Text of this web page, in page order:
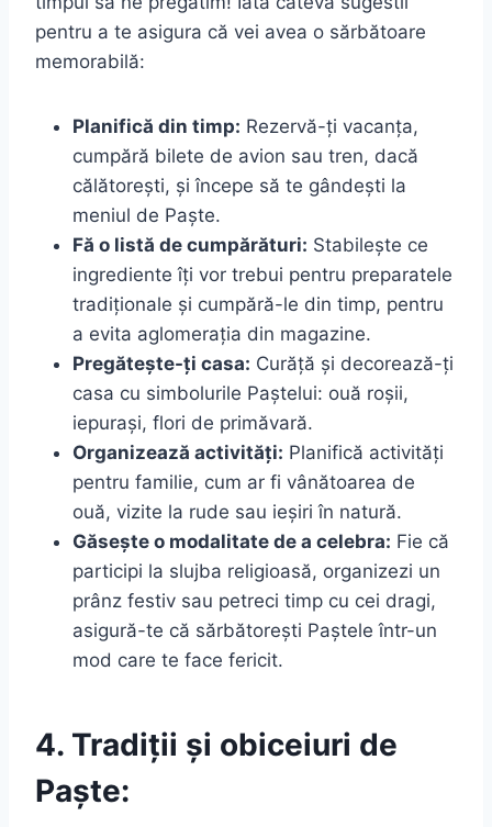
pentru a te asigura că vei avea o sărbătoare
memorabilă:
Planifică din timp: Rezervă-ți vacanța,
cumpără bilete de avion sau tren, dacă
călătorești, și începe să te gândești la
meniul de Paște.
Fă o listă de cumpărături: Stabilește ce
ingrediente îți vor trebui pentru preparatele
tradiționale și cumpără-le din timp, pentru
a evita aglomerația din magazine.
Pregătește-ți casa: Curăță și decorează-ți
casa cu simbolurile Paștelui: ouă roșii,
iepurași, flori de primăvară.
Organizează activități: Planifică activități
pentru familie, cum ar fi vânătoarea de
ouă, vizite la rude sau ieșiri în natură.
Găsește o modalitate de a celebra: Fie că
participi la slujba religioasă, organizezi un
prânz festiv sau petreci timp cu cei dragi,
asigură-te că sărbătorești Paștele într-un
mod care te face fericit.
4. Tradiții și obiceiuri de
Paște: